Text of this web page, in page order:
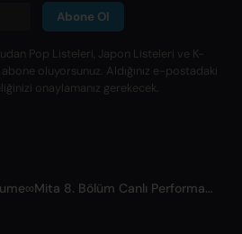
Abone Ol
Pop Listeleri, Japon Listeleri ve K-
oluyorsunuz. Aldığınız e-postadaki
onaylamanız gerekecek.
BanG Dream! Yume∞Mita 8. Bölüm Canlı Performans Klipi Yayınlandı